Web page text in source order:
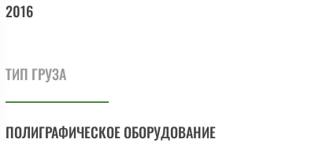
2016
ТИП ГРУЗА
ПОЛИГРАФИЧЕСКОЕ ОБОРУДОВАНИЕ